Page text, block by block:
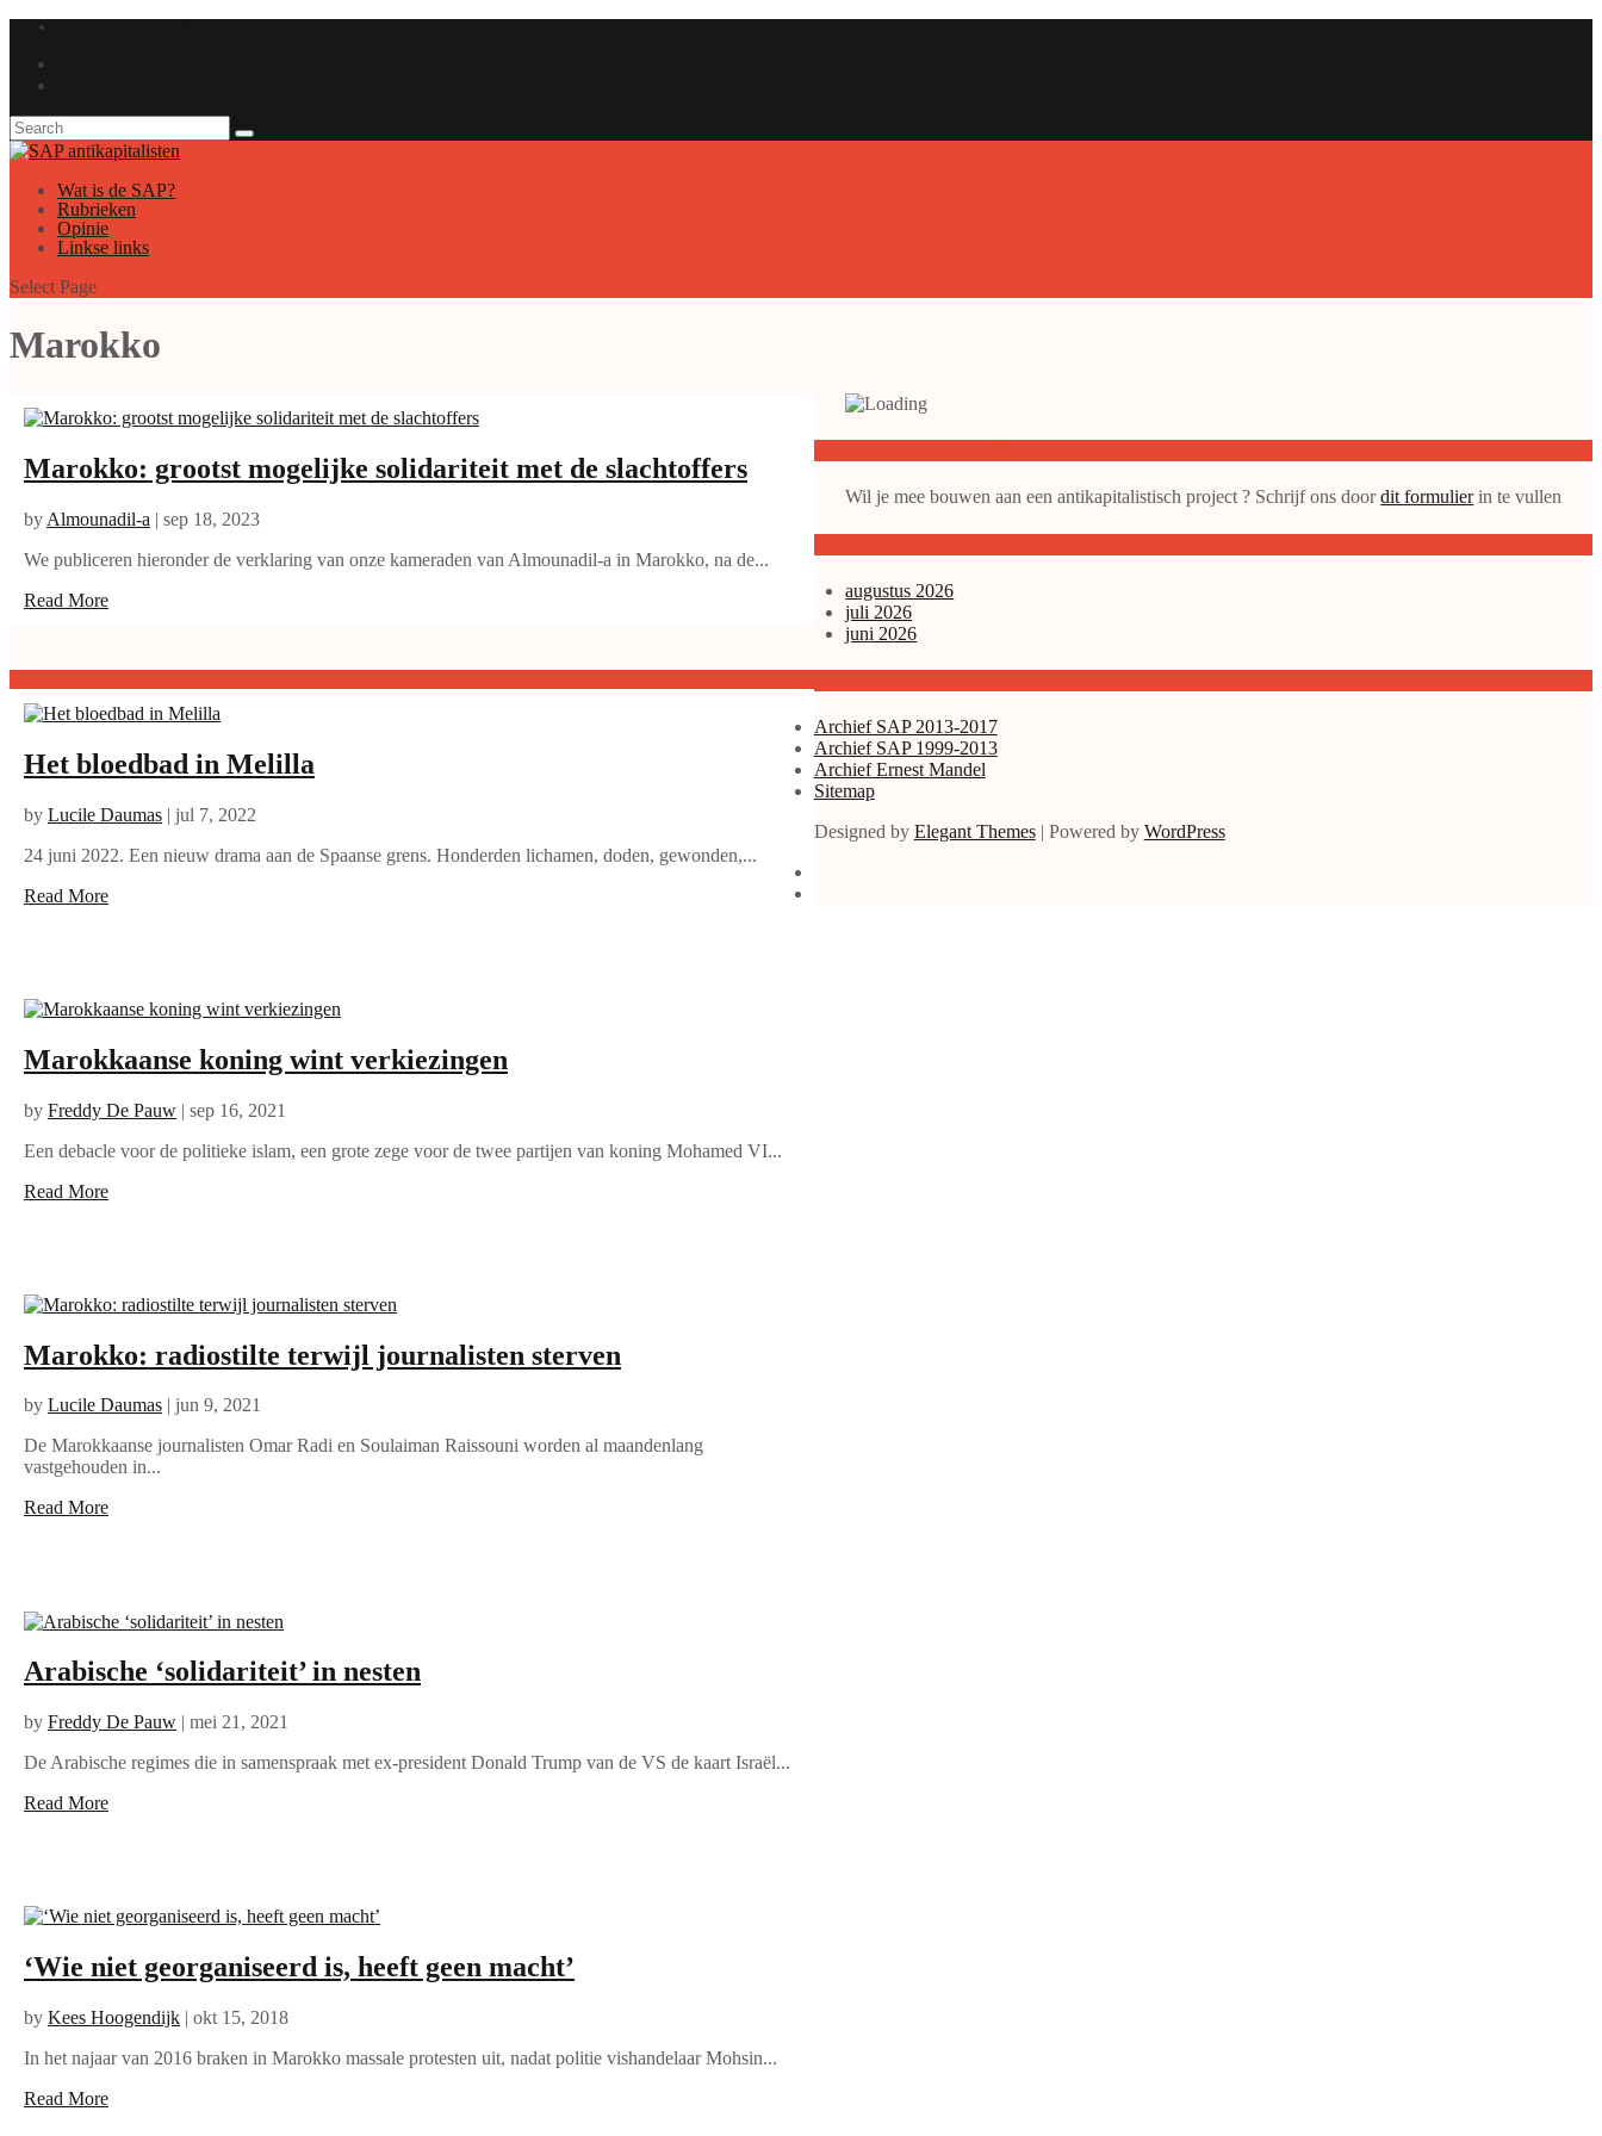
Wat is de SAP?
Rubrieken
Opinie
Linkse links
Select Page
Marokko
Marokko: grootst mogelijke solidariteit met de slachtoffers
by Almounadil-a | sep 18, 2023
We publiceren hieronder de verklaring van onze kameraden van Almounadil-a in Marokko, na de...
Read More
Het bloedbad in Melilla
by Lucile Daumas | jul 7, 2022
24 juni 2022. Een nieuw drama aan de Spaanse grens. Honderden lichamen, doden, gewonden,...
Read More
Marokkaanse koning wint verkiezingen
by Freddy De Pauw | sep 16, 2021
Een debacle voor de politieke islam, een grote zege voor de twee partijen van koning Mohamed VI...
Read More
Marokko: radiostilte terwijl journalisten sterven
by Lucile Daumas
jun 9, 2021
De Marokkaanse journalisten Omar Radi en Soulaiman Raissouni worden al maandenlang
vastgehouden in...
Read More
Arabische ‘solidariteit’ in nesten
by Freddy De Pauw | mei 21, 2021
De Arabische regimes die in samenspraak met ex-president Donald Trump van de VS de kaart Israël...
Read More
‘Wie niet georganiseerd is, heeft geen macht’
by Kees Hoogendijk | okt 15, 2018
In het najaar van 2016 braken in Marokko massale protesten uit, nadat politie vishandelaar Mohsin...
Read More
Wil je mee bouwen aan een antikapitalistisch project ? Schrijf ons doordit formulierin te vullen
augustus 2026
juli 2026
juni 2026
Archief SAP 2013-2017
Archief SAP 1999-2013
Archief Ernest Mandel
Sitemap
Designed by Elegant Themes| Powered by WordPress